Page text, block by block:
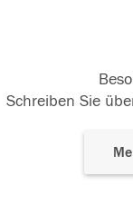
Schreiben Sie